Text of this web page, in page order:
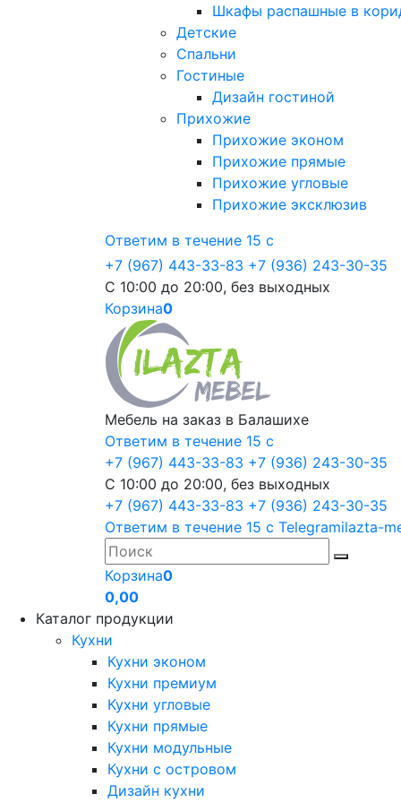
Шкафы распашные в
Детские
Спальни
Гостиные
Дизайн гостиной
Прихожие
Прихожие эконом
Прихожие прямые
Прихожие угловые
Прихожие эксклюзив
Ответим в течение 15 с
+7 (967) 443-33-83 +7 (936) 243-30-35
С 10:00 до 20:00, без выходных
Корзина0
Мебель на заказ в Балашихе
Ответим в течение 15 с
+7 (967) 443-33-83 +7 (936) 243-30-35
С 10:00 до 20:00, без выходных
+7 (967) 443-33-83 +7 (936) 243-30-35
Ответим в течение 15 с Telegramilazta-
Корзина0
0,00
Каталог продукции
Кухни
Кухни эконом
Кухни премиум
Кухни угловые
Кухни прямые
Кухни модульные
Кухни с островом
Дизайн кухни